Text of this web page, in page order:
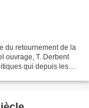
du retournement de la
ouvrage, T. Derbent
qui depuis les